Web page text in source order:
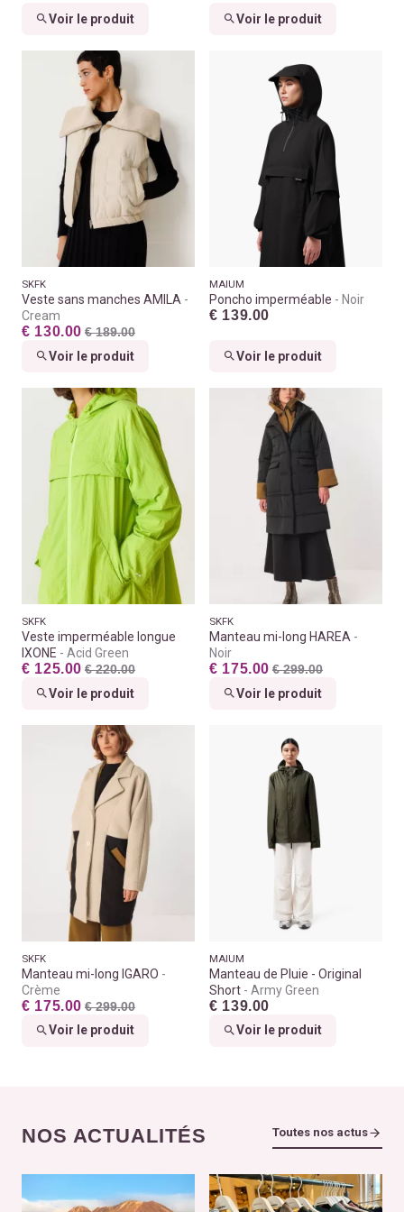
Voir le produit
Voir le produit
SKFK
Veste sans manches AMILA
Cream
€ 130.00 € 189.00
Voir le produit
MAIUM
Poncho imperméable Noir
€ 139.00
Voir le produit
SKFK
Veste imperméable longue
IXONE
Acid Green
€ 125.00 € 220.00
Voir le produit
SKFK
Manteau mi-long HAREA
Noir
€ 175.00 € 299.00
Voir le produit
SKFK
Manteau mi-long IGARO
Crème
€ 175.00 € 299.00
Voir le produit
MAIUM
Manteau de Pluie - Original
Short
Army Green
€ 139.00
Voir le produit
NOS ACTUALITÉS Toutes nos actus